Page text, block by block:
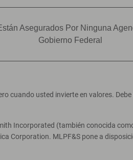
Asegurados Por Ninguna
Gobierno Federal
cuando usted invierte en valores.
Incorporated (también conocida
Corporation. MLPF&S pone a